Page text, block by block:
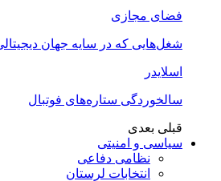
فضای مجازی
شغل‌‌هایی که در سایه جهان
اسلایدر
سالخوردگی ستاره‌های فوتبال
قبلی بعدی
سیاسی و امنیتی
نظامی دفاعی
انتخابات لرستان